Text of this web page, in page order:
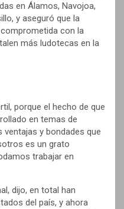
en Álamos, Navojoa,
y aseguró que la
con la
más ludotecas en la
porque el hecho de que
en temas de
ventajas y bondades que
es un grato
trabajar en
dijo, en total han
del país, y ahora